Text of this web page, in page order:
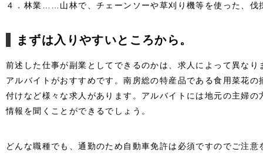
４．林業……山林で、チェーンソーや草刈り機等を使った、伐
まずは入りやすいところから。
前述した仕事が副業としてできるのかは、求人によって異な
アルバイトがおすすめです。南房総の特産品である食用菜花
付けなど様々な求人があります。アルバイトには地元の主婦
情報を聞くことができるでしょう。
どんな職種でも、通勤のため自動車免許は必須ですのでご注意